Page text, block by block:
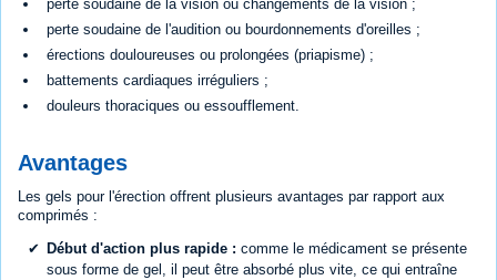
perte soudaine de la vision ou changements de la vision ;
perte soudaine de l'audition ou bourdonnements d'oreilles ;
érections douloureuses ou prolongées (priapisme) ;
battements cardiaques irréguliers ;
douleurs thoraciques ou essoufflement.
Avantages
Les gels pour l'érection offrent plusieurs avantages par rapport aux
comprimés :
Début d'action plus rapide : comme le médicament se présente
sous forme de gel, il peut être absorbé plus vite, ce qui entraîne